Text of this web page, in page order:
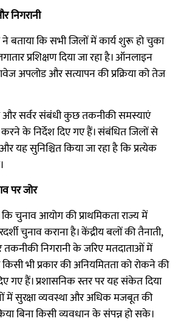
निगरानी
ने बताया कि सभी जिलों में कार्य शुरू हो चुका
प्रशिक्षण दिया जा रहा है। ऑनलाइन
अपलोड और सत्यापन की प्रक्रिया को तेज
और सर्वर संबंधी कुछ तकनीकी समस्याएं
के निर्देश दिए गए हैं। संबंधित जिलों से
और यह सुनिश्चित किया जा रहा है कि प्रत्येक
पर जोर
चुनाव आयोग की प्राथमिकता राज्य में
चुनाव कराना है। केंद्रीय बलों की तैनाती,
निगरानी के जरिए मतदाताओं में
भी प्रकार की अनियमितता को रोकने की
गए हैं। प्रशासनिक स्तर पर यह संकेत दिया
में सुरक्षा व्यवस्था और अधिक मजबूत की
बिना किसी व्यवधान के संपन्न हो सके।